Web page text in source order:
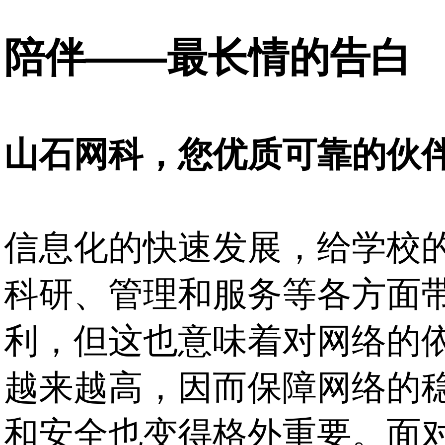
陪伴——最长情的告白
山石网科，您优质可靠的伙
信息化的快速发展，给学校
科研、管理和服务等各方面
利，但这也意味着对网络的
越来越高，因而保障网络的
和安全也变得格外重要。面